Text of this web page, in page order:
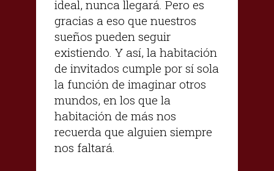
ideal, nunca llegará. Pero es
gracias a eso que nuestros
sueños pueden seguir
existiendo. Y así, la habitación
de invitados cumple por sí sola
la función de imaginar otros
mundos, en los que la
habitación de más nos
recuerda que alguien siempre
nos faltará.